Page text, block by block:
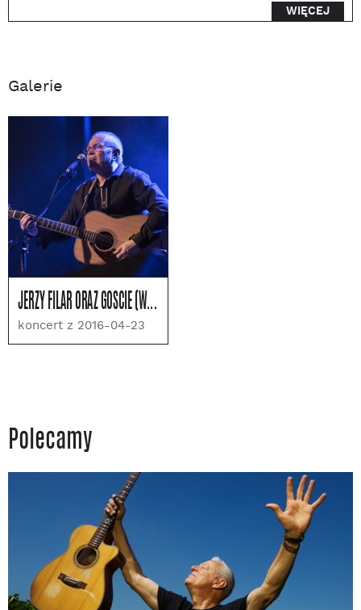
WIĘCEJ
Galerie
JERZY FILAR ORAZ GOŚCIE (WOLNA GRUPA BUKOWINA, JACEK CYGAN I INNI)
koncert z 2016-04-23
Polecamy